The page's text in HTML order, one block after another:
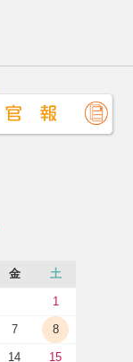
金 土
1
7 8
14 15